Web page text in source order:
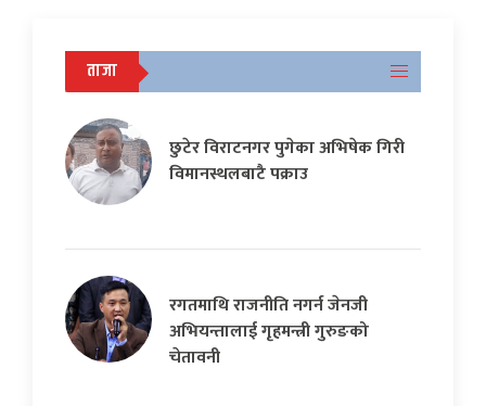
ताजा
छुटेर विराटनगर पुगेका अभिषेक गिरी
विमानस्थलबाटै पक्राउ
रगतमाथि राजनीति नगर्न जेनजी
अभियन्तालाई गृहमन्त्री गुरुङको
चेतावनी